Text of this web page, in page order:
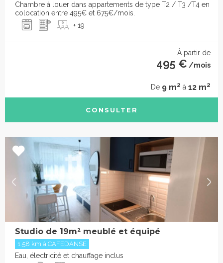
Chambre à louer dans appartements de type T2 / T3 /T4 en
colocation entre 495€ et 675€/mois.
+ 19
À partir de
495 € /mois
De 9 m2 à 12 m2
CONSULTER
Studio de 19m² meublé et équipé
1.58 km à CAFEDANSE
Eau, électricité et chauffage inclus